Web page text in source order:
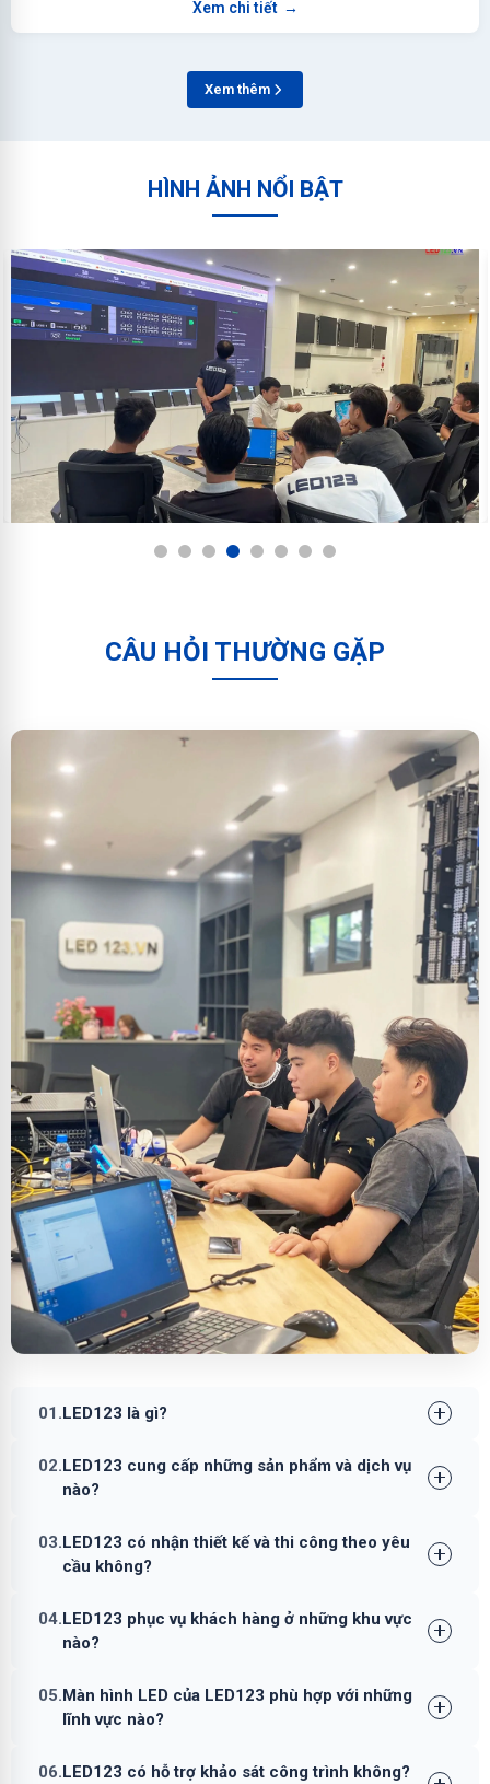
Xem chi tiết →
Xem thêm
HÌNH ẢNH NỔI BẬT
1 2 3 4 5 6 7 8
CÂU HỎI THƯỜNG GẶP
01.LED123 là gì?
02.LED123 cung cấp những sản phẩm và dịch vụ
nào?
03.LED123 có nhận thiết kế và thi công theo yêu
cầu không?
04.LED123 phục vụ khách hàng ở những khu vực
nào?
05.Màn hình LED của LED123 phù hợp với những
lĩnh vực nào?
06.LED123 có hỗ trợ khảo sát công trình không?